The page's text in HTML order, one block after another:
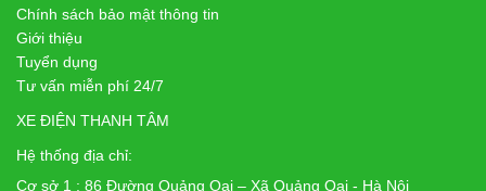
Chính sách bảo mật thông tin
Giới thiệu
Tuyển dụng
Tư vấn miễn phí 24/7
XE ĐIỆN THANH TÂM
Hệ thống địa chỉ:
Cơ sở 1 : 86 Đường Quảng Oai – Xã Quảng Oai - Hà Nội